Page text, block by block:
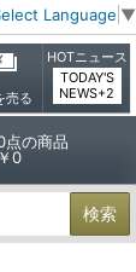
Language ▼
売る
HOTニュース
TODAY'S
NEWS+2
点の商品
￥0
検索